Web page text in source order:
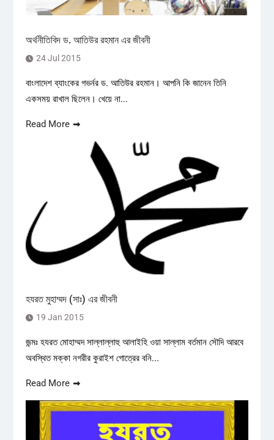
অর্থনীতিবিদ ড. আতিউর রহমান এর জীবনী
24 Jul 2015
বাংলাদেশ ব্যাংকের গভর্নর ড. আতিউর রহমান। আপনি কি জানেন তিনি
একসময় রাখাল ছিলেন। খেয়ে না...
Read More
হযরত মুহাম্মদ (সাঃ) এর জীবনী
19 Jan 2015
জন্মঃ হযরত মোহাম্মদ সাল্লাল্লাহু আলাইহি ওয়া সাল্লাম বর্তমান সৌদি আরবে
অবস্থিত মক্কা নগরীর কুরাইশ গোত্রের বনি...
Read More